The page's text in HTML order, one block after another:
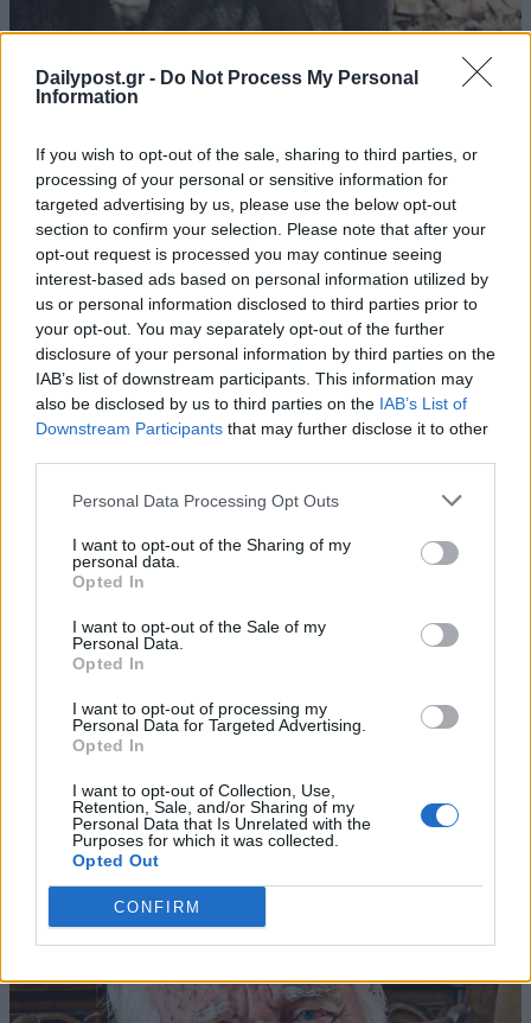
Dailypost.gr - Do Not Process My Personal
Information
If you wish to opt-out of the sale, sharing to third parties, or
processing of your personal or sensitive information for
targeted advertising by us, please use the below opt-out
section to confirm your selection. Please note that after your
opt-out request is processed you may continue seeing
interest-based ads based on personal information utilized by
us or personal information disclosed to third parties prior to
your opt-out. You may separately opt-out of the further
disclosure of your personal information by third parties on the
IAB’s list of downstream participants. This information may
also be disclosed by us to third parties on the IAB’s List of
Downstream Participants that may further disclose it to other
Personal Data Processing Opt Outs
I want to opt-out of the Sharing of my
personal data.
Opted In
I want to opt-out of the Sale of my
Personal Data.
Opted In
I want to opt-out of processing my
Personal Data for Targeted Advertising.
Opted In
I want to opt-out of Collection, Use,
Retention, Sale, and/or Sharing of my
Personal Data that Is Unrelated with the
Purposes for which it was collected.
Opted Out
CONFIRM